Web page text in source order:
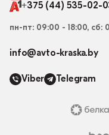
+375 (44) 535-02-
пн-пт: 09:00 - 18:00, сб:
info@avto-kraska.by
Viber Telegram